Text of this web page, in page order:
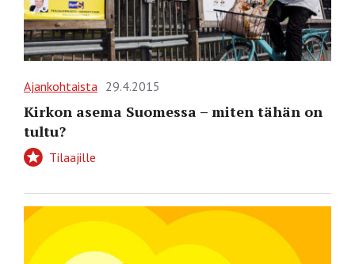
Ajankohtaista 29.4.2015
Kirkon asema Suomessa – miten tähän on
tultu?
Tilaajille